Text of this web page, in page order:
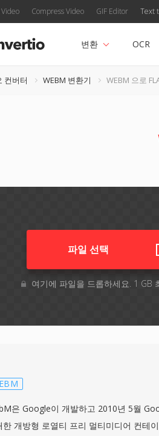
Compress Video GIF Editor Text
변환 OCR
컨버터 WEBM 변환기 WEBM 으로
파일 선택
여기에 파일을 드롭하세요. 1 GB
은 Google이 개발하고 2010년 5월
한 개방형 로열티 프리 멀티미디어 컨테